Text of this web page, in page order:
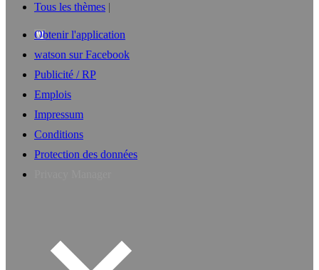
Tous les thèmes
Obtenir l'application
watson sur Facebook
Publicité / RP
Emplois
Impressum
Conditions
Protection des données